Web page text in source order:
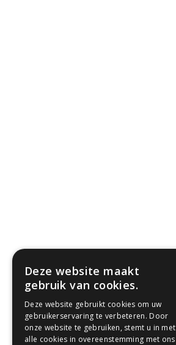
Deze website maakt
gebruik van cookies.
Deze website gebruikt cookies om uw
gebruikerservaring te verbeteren. Door
onze website te gebruiken, stemt u in met
alle cookies in overeenstemming met ons